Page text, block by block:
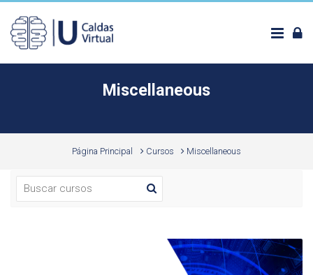
Miscellaneous
Página Principal Cursos Miscellaneous